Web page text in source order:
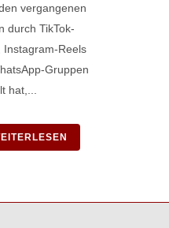
vergangenen
durch TikTok-
Instagram-Reels
Gruppen
hat,...